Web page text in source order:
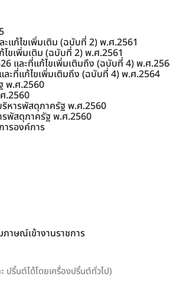
แก้ไขเพิ่มเติม (ฉบับที่ 2) พ.ศ.2561
ขเพิ่มเติม (ฉบับที่ 2) พ.ศ.2561
และที่แก้ไขเพิ่มเติมถึง (ฉบับที่ 4) พ.ศ
ะที่แก้ไขเพิ่มเติมถึง (ฉบับที่ 4) พ.ศ.2564
พ.ศ.2560
.2560
ริหารพัสดุภาครัฐ พ.ศ.2560
รพัสดุภาครัฐ พ.ศ.2560
ารองค์การ
าษณ์เข้างานราชการ
ปริ้นต์ได้โดยเครื่องปริ้นต์ทั่วไป)